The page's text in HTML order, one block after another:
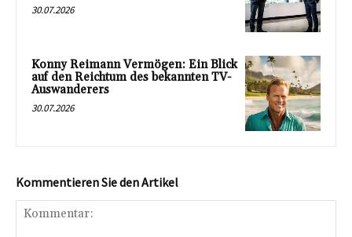
30.07.2026
Konny Reimann Vermögen: Ein Blick
auf den Reichtum des bekannten TV-
Auswanderers
30.07.2026
Kommentieren Sie den Artikel